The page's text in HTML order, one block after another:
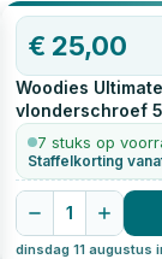
€ 25,00
Woodies
vlonderschroef
200
stuks
7 stuks op
Staffelkorting
1
dinsdag 11 augustus